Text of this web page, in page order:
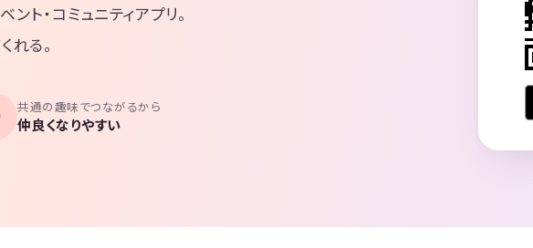
ト・コミュニティアプリ。
れる。
共通の趣味でつながるから
仲良くなりやすい